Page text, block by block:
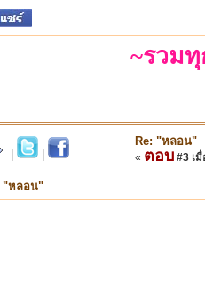
~รวม
Re: "หลอน"
« ตอบ #3 เมื่
"หลอน"